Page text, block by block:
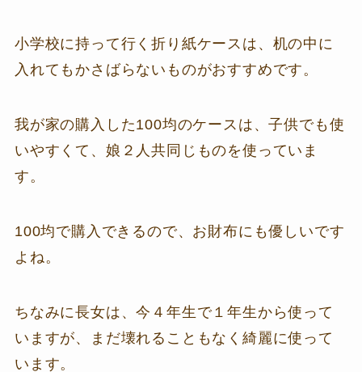
小学校に持って行く折り紙ケースは、机の中に
入れてもかさばらないものがおすすめです。
我が家の購入した100均のケースは、子供でも使
いやすくて、娘２人共同じものを使っていま
す。
100均で購入できるので、お財布にも優しいです
よね。
ちなみに長女は、今４年生で１年生から使って
いますが、まだ壊れることもなく綺麗に使って
います。